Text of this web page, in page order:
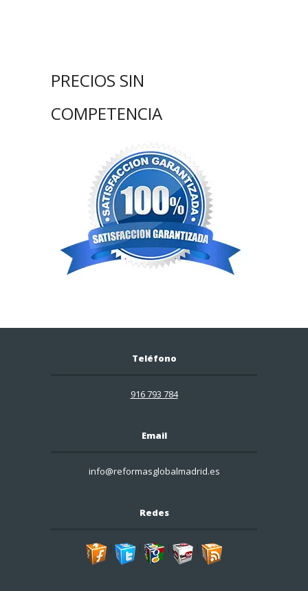
PRECIOS SIN
COMPETENCIA
Teléfono
916 793 784
Email
info@reformasglobalmadrid.es
Redes